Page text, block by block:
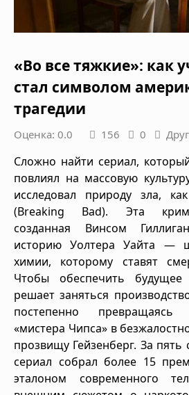
«Во все тяжкие»: как
стал символом
трагедии
Оценка: 0.0 156 0
Сложно найти сериал,
повлиял на массовую
исследовал природу зла,
(Breaking Bad). Эта
созданная Винсом
историю Уолтера Уайта —
химии, которому ставят
Чтобы обеспечить
решает заняться
постепенно
«мистера Чипса» в
прозвищу Гейзенберг. За пять
сериал собрал более 15
эталоном современного